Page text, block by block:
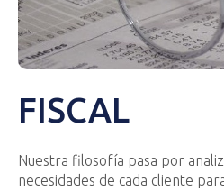
FISCAL
Nuestra filosofía pasa por
necesidades de cada cliente